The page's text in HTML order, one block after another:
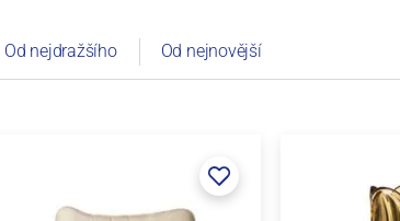
Od nejdražšího Od nejnovější